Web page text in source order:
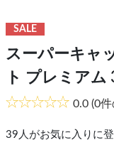
SALE
スーパーキャ
ト プレミアム
0.0 (0
39 人がお気に入りに